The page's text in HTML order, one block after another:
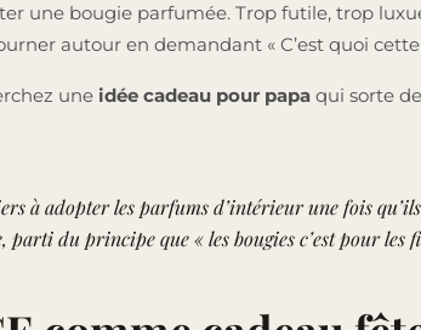
une bougie parfumée. Trop futile, trop
autour en demandant « C’est quoi cette
une idée cadeau pour papa qui sorte
à adopter les parfums d’intérieur une fois
du principe que « les bougies c’est pour les